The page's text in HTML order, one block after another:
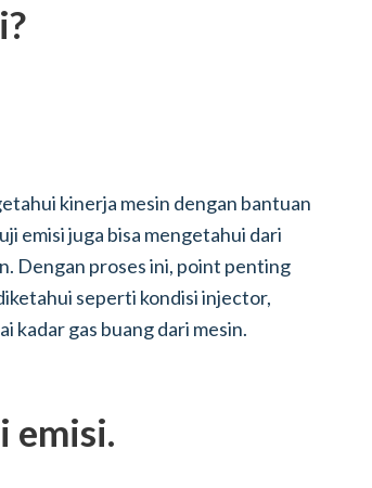
kinerja mesin dengan bantuan
emisi juga bisa mengetahui dari
Dengan proses ini, point penting
seperti kondisi injector,
kadar gas buang dari mesin.
emisi.